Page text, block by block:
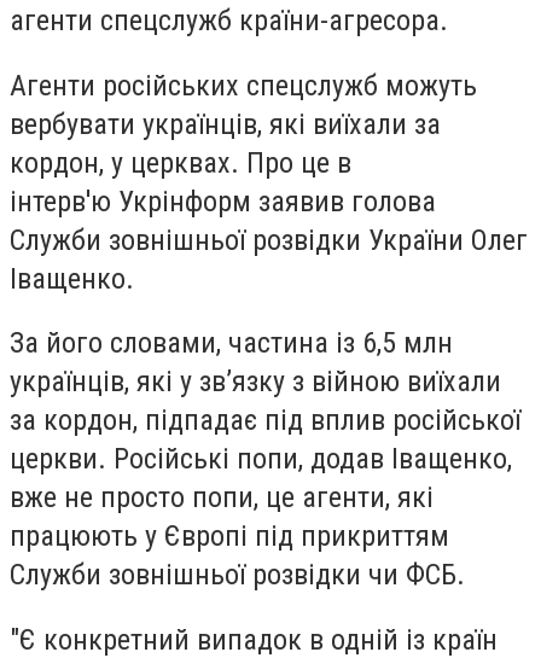
агенти спецслужб країни-агресора.
Агенти російських спецслужб можуть
вербувати українців, які виїхали за
кордон, у церквах. Про це в
інтерв'ю Укрінформ заявив голова
Служби зовнішньої розвідки України Олег
Іващенко.
За його словами, частина із 6,5 млн
українців, які у зв’язку з війною виїхали
за кордон, підпадає під вплив російської
церкви. Російські попи, додав Іващенко,
вже не просто попи, це агенти, які
працюють у Європі під прикриттям
Служби зовнішньої розвідки чи ФСБ.
"Є конкретний випадок в одній із країн